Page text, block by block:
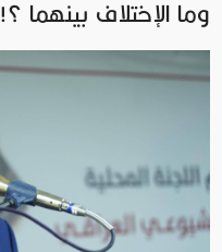
وما الإختلاف بينهما ؟!